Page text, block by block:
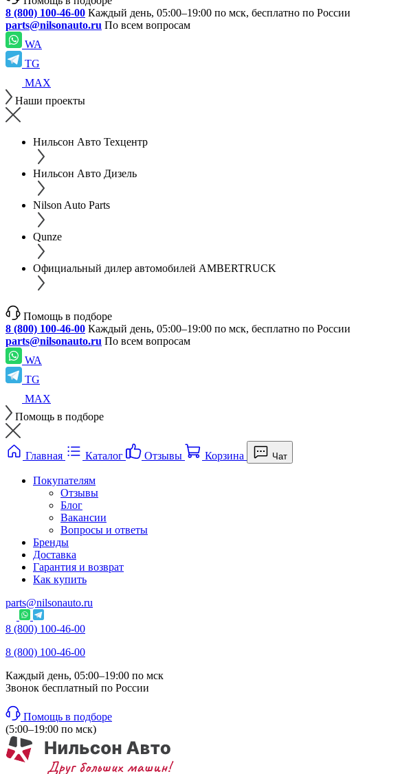
8 (800) 100-46-00 Каждый день, 05:00–19:00 по мск, бесплатно по России
parts@nilsonauto.ru По всем вопросам
WA
TG
MAX
Наши проекты
Нильсон Авто Техцентр
Нильсон Авто Дизель
Nilson Auto Parts
Qunze
Официальный дилер автомобилей AMBERTRUCK
Помощь в подборе
8 (800) 100-46-00 Каждый день, 05:00–19:00 по мск, бесплатно по России
parts@nilsonauto.ru По всем вопросам
WA
TG
MAX
Помощь в подборе
Главная Каталог Отзывы Корзина Чат
Покупателям
Отзывы
Блог
Вакансии
Вопросы и ответы
Бренды
Доставка
Гарантия и возврат
Как купить
parts@nilsonauto.ru
8 (800) 100-46-00
8 (800) 100-46-00
Каждый день, 05:00–19:00 по мск
Звонок бесплатный по России
Помощь в подборе
(5:00–19:00 по мск)